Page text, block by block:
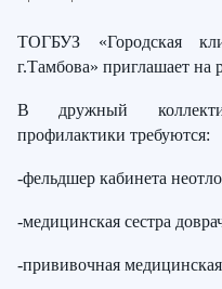
ТОГБУЗ «Городская
г.Тамбова» приглашает на
В дружный
профилактики требуются:
-фельдшер кабинета
-медицинская сестра
-прививочная медицинская